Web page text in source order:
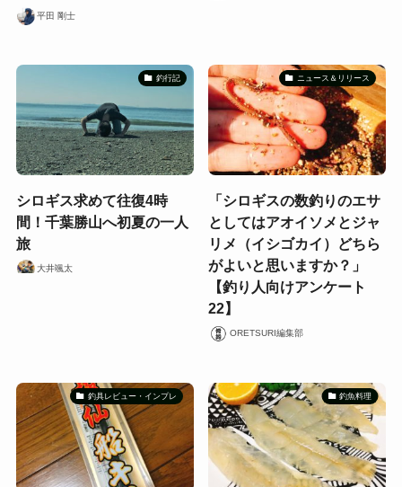
平田 剛士
釣行記
シロギス求めて往復4時
間！千葉勝山へ初夏の一人
旅
大井颯太
ニュース＆リリース
「シロギスの数釣りのエサ
としてはアオイソメとジャ
リメ（イシゴカイ）どちら
がよいと思いますか？」
【釣り人向けアンケート
22】
ORETSURI編集部
釣具レビュー・インプレ 釣魚料理